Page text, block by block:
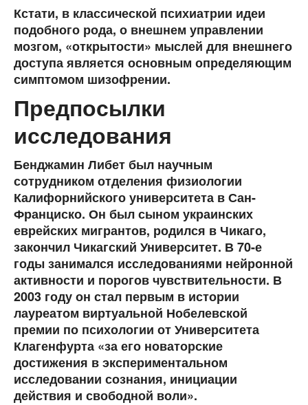
Кстати, в классической психиатрии идеи
подобного рода, о внешнем управлении
мозгом, «открытости» мыслей для внешнего
доступа является основным определяющим
симптомом шизофрении.
Предпосылки
исследования
Бенджамин Либет был научным
сотрудником отделения физиологии
Калифорнийского университета в Сан-
Франциско. Он был сыном украинских
еврейских мигрантов, родился в Чикаго,
закончил Чикагский Университет. В 70-е
годы занимался исследованиями нейронной
активности и порогов чувствительности. В
2003 году он стал первым в истории
лауреатом виртуальной Нобелевской
премии по психологии от Университета
Клагенфурта «за его новаторские
достижения в экспериментальном
исследовании сознания, инициации
действия и свободной воли».